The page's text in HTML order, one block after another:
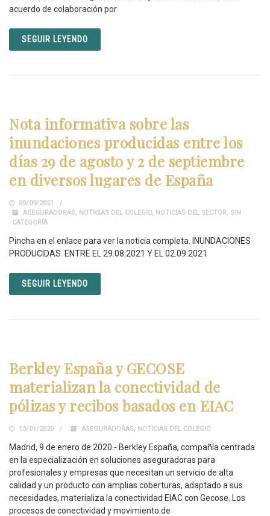
acuerdo de colaboración por
SEGUIR LEYENDO
Nota informativa sobre las
inundaciones producidas entre los
días 29 de agosto y 2 de septiembre
en diversos lugares de España
09/09/2021
ASEGURADORAS, NOTICIAS DEL COLEGIO, NOTICIAS DEL SECTOR, SIN
CATEGORÍA
Pincha en el enlace para ver la noticia completa. INUNDACIONES
PRODUCIDAS ENTRE EL 29.08.2021 Y EL 02.09.2021
SEGUIR LEYENDO
Berkley España y GECOSE
materializan la conectividad de
pólizas y recibos basados en EIAC
13/01/2020 ASEGURADORAS, NOTICIAS DEL COLEGIO
Madrid, 9 de enero de 2020.- Berkley España, compañía centrada
en la especialización en soluciones aseguradoras para
profesionales y empresas que necesitan un servicio de alta
calidad y un producto con amplias coberturas, adaptado a sus
necesidades, materializa la conectividad EIAC con Gecose. Los
procesos de conectividad y movimiento de